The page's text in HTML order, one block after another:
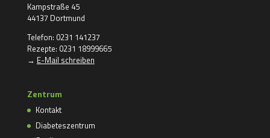
Kampstraße 45
44137 Dortmund
Telefon: 0231 141237
Rezepte: 0231 18999665
→ E-Mail schreiben
Zentrum
Kontakt
Diabeteszentrum